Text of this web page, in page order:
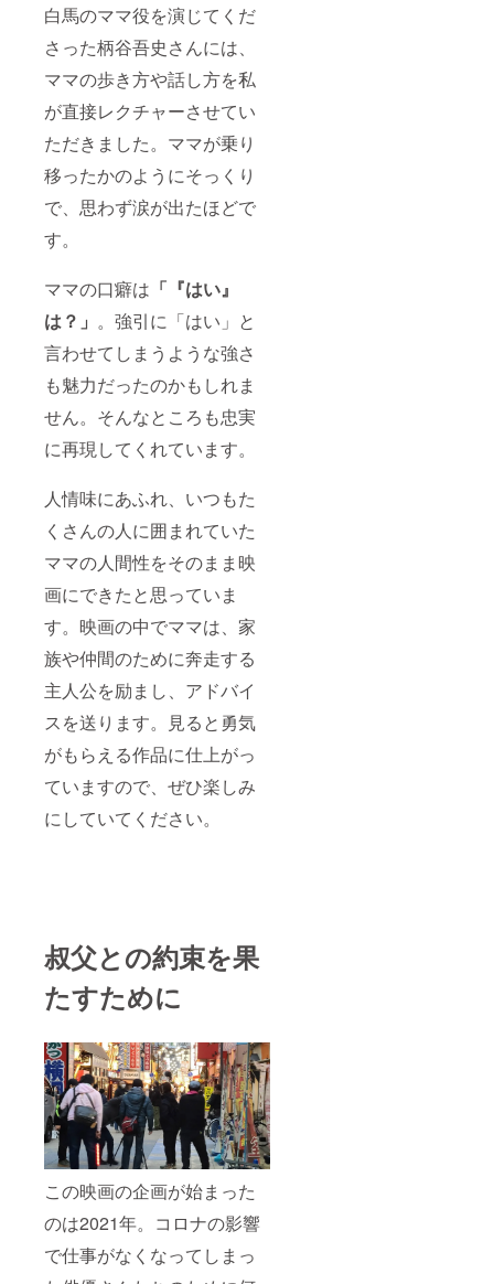
白馬のママ役を演じてくだ
さった柄谷吾史さんには、
ママの歩き方や話し方を私
が直接レクチャーさせてい
ただきました。ママが乗り
移ったかのようにそっくり
で、思わず涙が出たほどで
す。
ママの口癖は 「『はい』
は？」 。強引に「はい」と
言わせてしまうような強さ
も魅力だったのかもしれま
せん。そんなところも忠実
に再現してくれています。
人情味にあふれ、いつもた
くさんの人に囲まれていた
ママの人間性をそのまま映
画にできたと思っていま
す。映画の中でママは、家
族や仲間のために奔走する
主人公を励まし、アドバイ
スを送ります。見ると勇気
がもらえる作品に仕上がっ
ていますので、ぜひ楽しみ
にしていてください。
叔父との約束を果
たすために
この映画の企画が始まった
のは2021年。コロナの影響
で仕事がなくなってしまっ